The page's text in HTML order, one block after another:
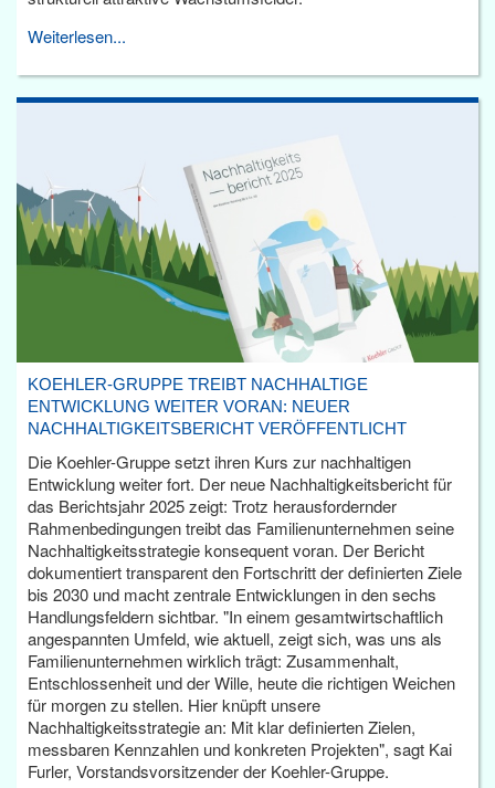
Weiterlesen...
KOEHLER-GRUPPE TREIBT NACHHALTIGE
ENTWICKLUNG WEITER VORAN: NEUER
NACHHALTIGKEITSBERICHT VERÖFFENTLICHT
Die Koehler-Gruppe setzt ihren Kurs zur nachhaltigen
Entwicklung weiter fort. Der neue Nachhaltigkeitsbericht für
das Berichtsjahr 2025 zeigt: Trotz herausfordernder
Rahmenbedingungen treibt das Familienunternehmen seine
Nachhaltigkeitsstrategie konsequent voran. Der Bericht
dokumentiert transparent den Fortschritt der definierten Ziele
bis 2030 und macht zentrale Entwicklungen in den sechs
Handlungsfeldern sichtbar. "In einem gesamtwirtschaftlich
angespannten Umfeld, wie aktuell, zeigt sich, was uns als
Familienunternehmen wirklich trägt: Zusammenhalt,
Entschlossenheit und der Wille, heute die richtigen Weichen
für morgen zu stellen. Hier knüpft unsere
Nachhaltigkeitsstrategie an: Mit klar definierten Zielen,
messbaren Kennzahlen und konkreten Projekten", sagt Kai
Furler, Vorstandsvorsitzender der Koehler-Gruppe.